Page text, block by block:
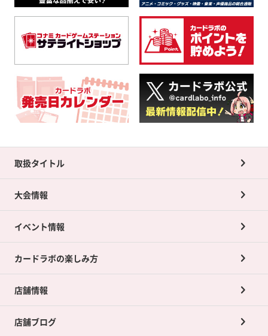
取扱タイトル
大会情報
イベント情報
カードラボの楽しみ方
店舗情報
店舗ブログ